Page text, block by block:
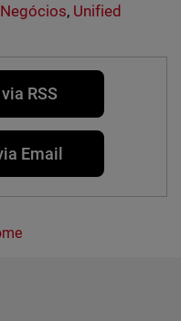
, Unified
RSS
Email